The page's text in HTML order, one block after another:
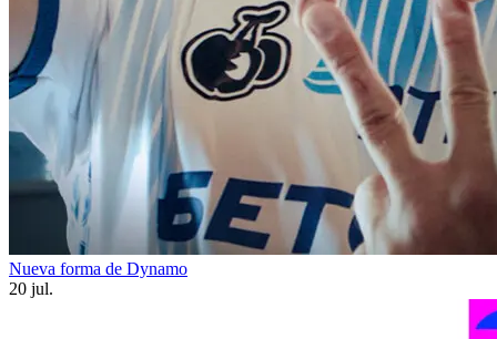
Nueva forma de Dynamo
20 jul.